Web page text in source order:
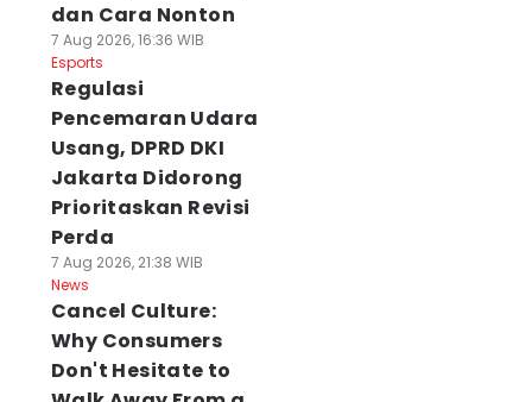
dan Cara Nonton
7 Aug 2026, 16:36 WIB
Esports
Regulasi
Pencemaran Udara
Usang, DPRD DKI
Jakarta Didorong
Prioritaskan Revisi
Perda
7 Aug 2026, 21:38 WIB
News
Cancel Culture:
Why Consumers
Don't Hesitate to